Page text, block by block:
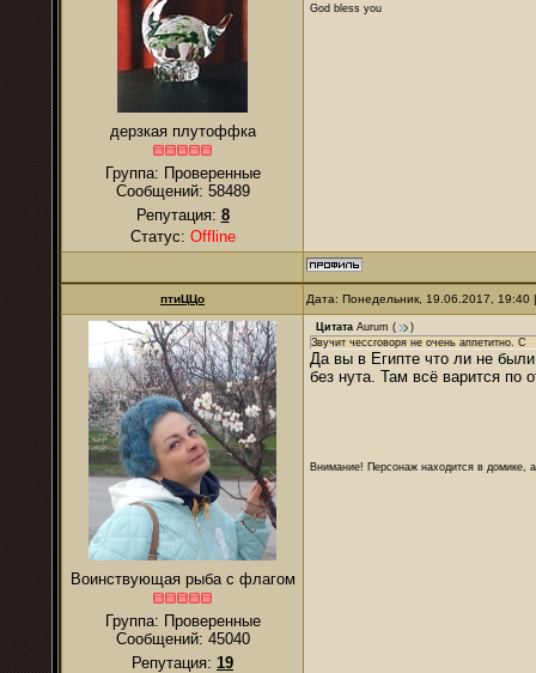
дерзкая плутоффка
Группа: Проверенные
Сообщений: 58489
Репутация: 8
Статус: Offline
God bless you
птиЦЦо Дата: Понедельник, 19.06.2017,
Воинствующая рыба с флагом
Группа: Проверенные
Сообщений: 45040
Репутация: 19
Цитата Aurum (
)
Звучит чессговоря не очень аппетитно. С
Да вы в Египте что ли не
без нута. Там всё варится по
Внимание! Персонаж находится в домике,